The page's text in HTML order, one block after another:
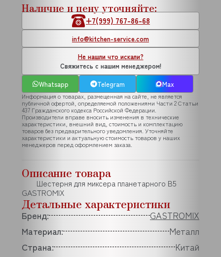
Наличие и цену уточняйте:
+7(999) 767-86-68
info@kitchen-service.com
Не нашли что искали?
Свяжитесь с нашим менеджером!
Whatsapp
Telegram Max
Информация о товарах, размещенная на сайте, не является
публичной офертой, определяемой положениями Части 2 Статьи
437 Гражданского кодекса Российской Федерации.
Производители вправе вносить изменения в технические
характеристики, внешний вид, стоимость и комплектацию
товаров без предварительного уведомления. Уточняйте
характеристики и актуальную стоимость товаров у наших
менеджеров перед оформлением заказа.
Описание товара
Шестерня для миксера планетарного B5
GASTROMIX
Детальные характеристики
Бренд:
GASTROMIX
Материал:
Металл
Страна:
Китай